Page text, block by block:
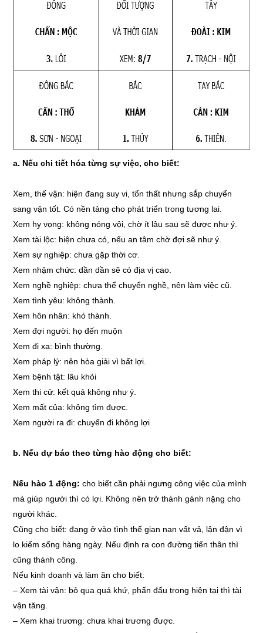
a. Nếu chi tiết hóa từng sự việc, cho biết:
Xem, thế vận: hiện đang suy vi, tổn thất nhưng sắp chuyển
sang vận tốt. Có nền tảng cho phát triển trong tương lai.
Xem hy vọng: không nóng vội, chờ ít lâu sau sẽ được như ý.
Xem tài lộc: hiện chưa có, nếu an tâm chờ đợi sẽ như ý.
Xem sự nghiệp: chưa gặp thời cơ.
Xem nhậm chức: dần dần sẽ có địa vị cao.
Xem nghề nghiệp: chưa thể chuyển nghề, nên làm việc cũ.
Xem tình yêu: không thành.
Xem hôn nhân: khó thành.
Xem đợi người: họ đến muộn
Xem đi xa: bình thường.
Xem pháp lý: nên hòa giải vì bất lợi.
Xem bệnh tật: lâu khỏi
Xem thi cử: kết quả không như ý.
Xem mất của: không tìm được.
Xem người ra đi: chuyến đi không lợi
b. Nếu dự báo theo từng hào động cho biết:
Nếu hào 1 động:cho biết cần phải ngưng công việc của mình
mà giúp người thì có lợi. Không nên trở thành gánh nặng cho
người khác.
Cũng cho biết: đang ở vào tình thế gian nan vất vả, lận đận vì
lo kiếm sống hàng ngày. Nếu định ra con đường tiến thân thì
cũng thành công.
Nếu kinh doanh và làm ăn cho biết:
– Xem tài vận: bỏ qua quá khứ, phấn đấu trong hiện tại thì tài
vận tăng.
– Xem khai trương: chưa khai trương được.